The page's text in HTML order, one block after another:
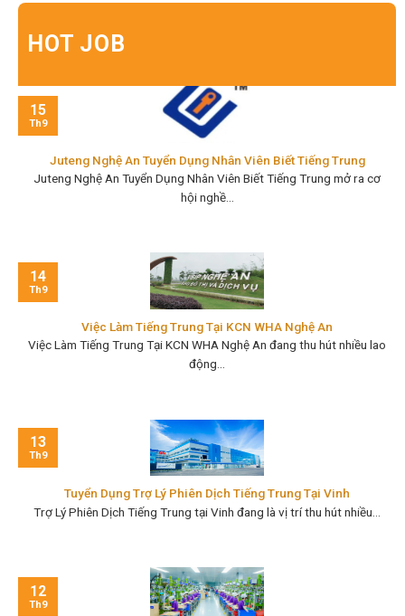
HOT JOB
Juteng Nghệ An Tuyển Dụng Nhân Viên Biết Tiếng Trung
Juteng Nghệ An Tuyển Dụng Nhân Viên Biết Tiếng Trung mở ra cơ
hội nghề...
15
Th9
Việc Làm Tiếng Trung Tại KCN WHA Nghệ An
Việc Làm Tiếng Trung Tại KCN WHA Nghệ An đang thu hút nhiều lao
động...
14
Th9
Tuyển Dụng Trợ Lý Phiên Dịch Tiếng Trung Tại Vinh
Trợ Lý Phiên Dịch Tiếng Trung tại Vinh đang là vị trí thu hút nhiều...
13
Th9
12
Th9